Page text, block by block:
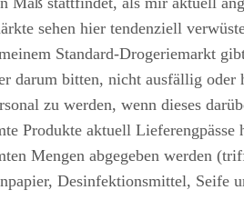
sehen hier tendenziell
Standard-Drogeriemarkt
darum bitten, nicht ausfällig oder
zu werden, wenn dieses
Produkte aktuell Lieferengpässe
Mengen abgegeben werden
Desinfektionsmittel, Seife